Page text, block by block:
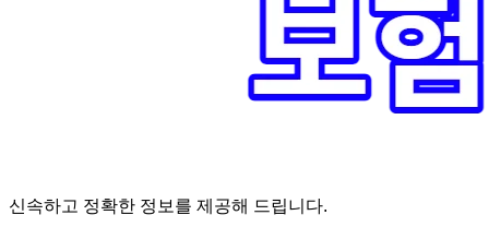
신속하고 정확한 정보를 제공해 드립니다.